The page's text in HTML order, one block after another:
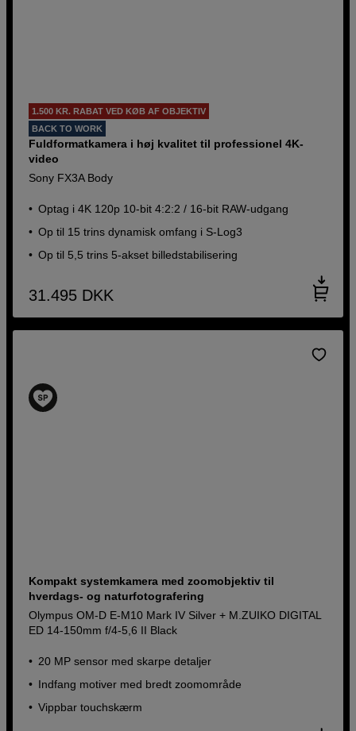
1.500 KR. RABAT VED KØB AF OBJEKTIV
BACK TO WORK
Fuldformatkamera i høj kvalitet til professionel 4K-
video
Sony FX3A Body
Optag i 4K 120p 10-bit 4:2:2 / 16-bit RAW-udgang
Op til 15 trins dynamisk omfang i S-Log3
Op til 5,5 trins 5-akset billedstabilisering
31.495 DKK
Kompakt systemkamera med zoomobjektiv til
hverdags- og naturfotografering
Olympus OM-D E-M10 Mark IV Silver + M.ZUIKO DIGITAL
ED 14-150mm f/4-5,6 II Black
20 MP sensor med skarpe detaljer
Indfang motiver med bredt zoomområde
Vippbar touchskærm